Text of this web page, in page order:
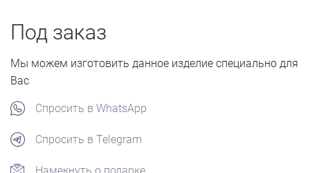
Под заказ
Мы можем изготовить данное изделие специально для
Вас
Спросить в WhatsApp
Спросить в Telegram